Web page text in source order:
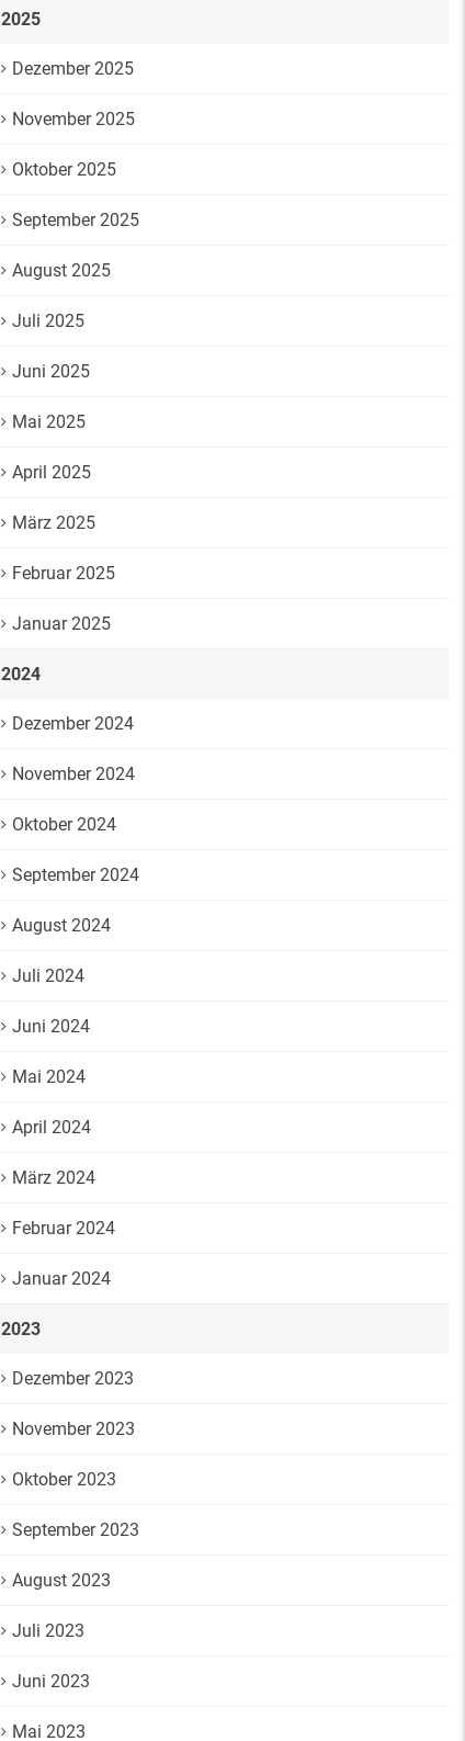
2025
Dezember 2025
November 2025
Oktober 2025
September 2025
August 2025
Juli 2025
Juni 2025
Mai 2025
April 2025
März 2025
Februar 2025
Januar 2025
2024
Dezember 2024
November 2024
Oktober 2024
September 2024
August 2024
Juli 2024
Juni 2024
Mai 2024
April 2024
März 2024
Februar 2024
Januar 2024
2023
Dezember 2023
November 2023
Oktober 2023
September 2023
August 2023
Juli 2023
Juni 2023
Mai 2023